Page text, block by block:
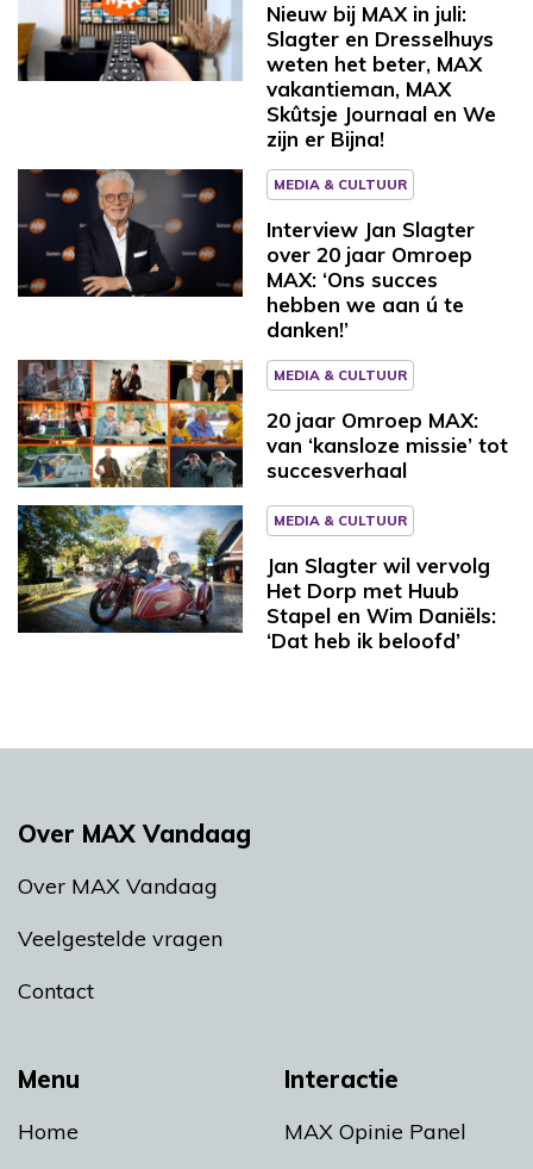
Nieuw bij MAX in juli:
Slagter en Dresselhuys
weten het beter, MAX
vakantieman, MAX
Skûtsje Journaal en We
zijn er Bijna!
MEDIA & CULTUUR
Interview Jan Slagter
over 20 jaar Omroep
MAX: ‘Ons succes
hebben we aan ú te
danken!’
MEDIA & CULTUUR
20 jaar Omroep MAX:
van ‘kansloze missie’ tot
succesverhaal
MEDIA & CULTUUR
Jan Slagter wil vervolg
Het Dorp met Huub
Stapel en Wim Daniëls:
‘Dat heb ik beloofd’
Menu
Home
Interactie
MAX Opinie Panel
Over MAX Vandaag
Over MAX Vandaag
Veelgestelde vragen
Contact